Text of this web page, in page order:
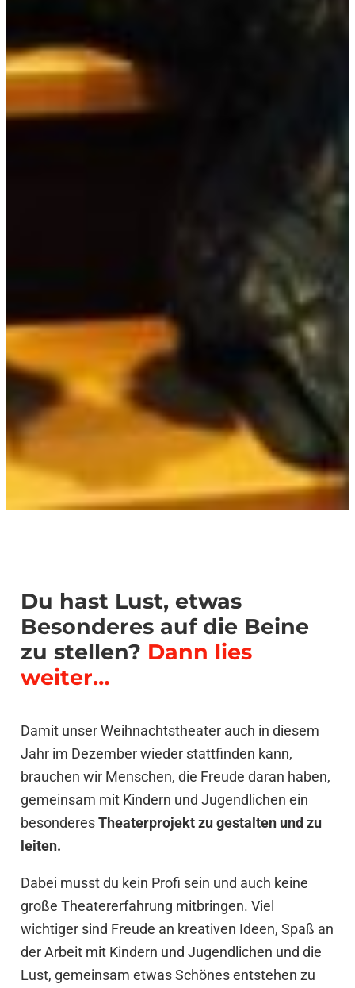
Du hast Lust, etwas
Besonderes auf die Beine
zu stellen? Dann lies
weiter…
Damit unser Weihnachtstheater auch in diesem
Jahr im Dezember wieder stattfinden kann,
brauchen wir Menschen, die Freude daran haben,
gemeinsam mit Kindern und Jugendlichen ein
besonderesTheaterprojekt zu gestalten und zu
leiten.
Dabei musst du kein Profi sein und auch keine
große Theatererfahrung mitbringen. Viel
wichtiger sind Freude an kreativen Ideen, Spaß an
der Arbeit mit Kindern und Jugendlichen und die
Lust, gemeinsam etwas Schönes entstehen zu